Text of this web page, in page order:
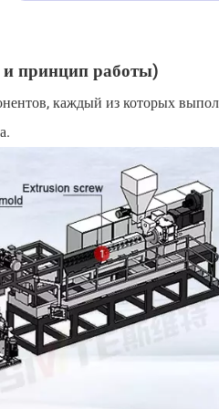
и принцип работы)
каждый из которых